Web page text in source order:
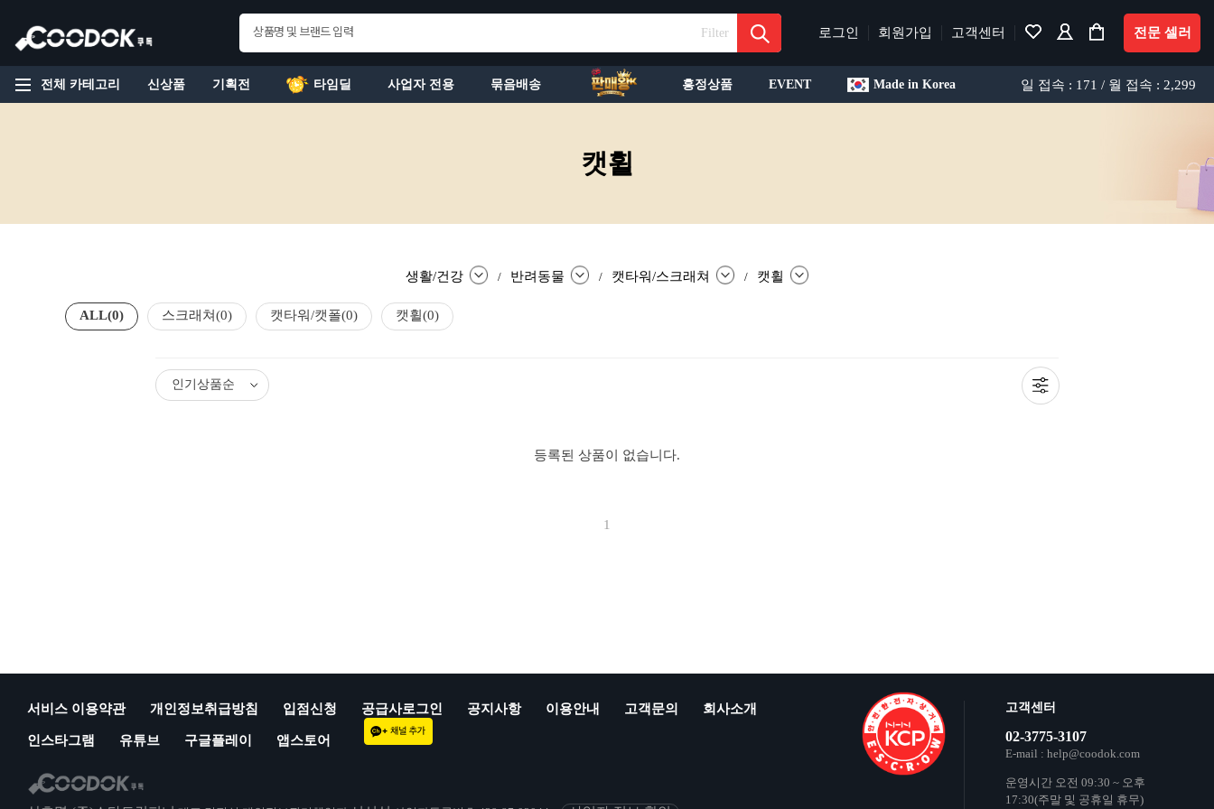
Filter 로그인 회원가입 고객센터 전문 셀러
전체 카테고리 신상품 기획전 타임딜 사업자 전용 묶음배송 흥정상품 EVENT Made in Korea 일 접속 : 171 / 월 접속 : 2,299
캣휠
생활/건강 / 반려동물 / 캣타워/스크래쳐 / 캣휠
ALL(0) 스크래쳐(0) 캣타워/캣폴(0) 캣휠(0)
등록된 상품이 없습니다.
1
서비스 이용약관 개인정보취급방침 입점신청 공급사로그인 공지사항 이용안내 고객문의 회사소개
인스타그램 유튜브 구글플레이 앱스토어
고객센터
02-3775-3107
E-mail : help@coodok.com
운영시간 오전 09:30 ~ 오후
17:30(주말 및 공휴일 휴무)